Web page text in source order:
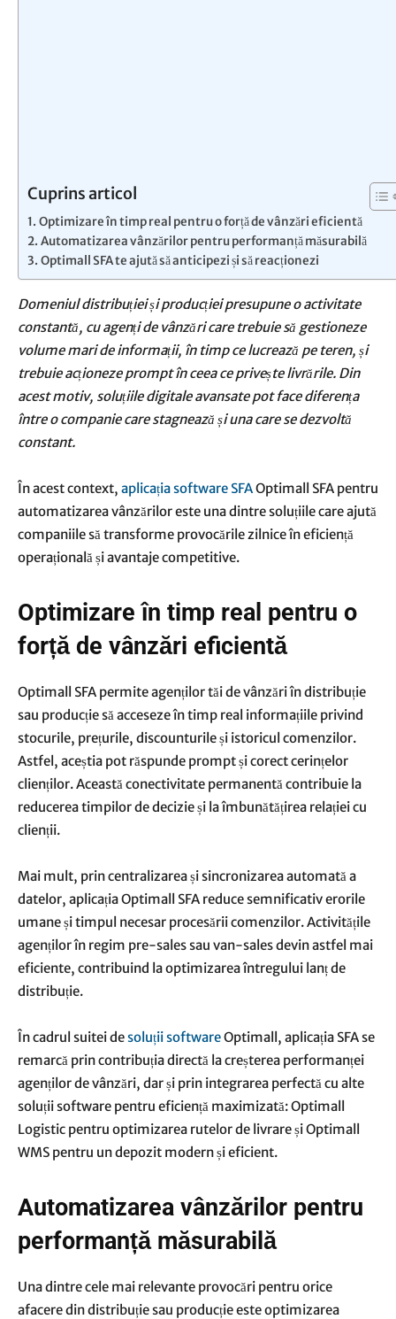
Cuprins articol
Optimizare în timp real pentru o forță de vânzări eficientă
Automatizarea vânzărilor pentru performanță măsurabilă
Optimall SFA te ajută să anticipezi și să reacționezi
Domeniul distribuției și producției presupune o activitate
constantă, cu agenți de vânzări care trebuie să gestioneze
volume mari de informații, în timp ce lucrează pe teren, și
trebuie acționeze prompt în ceea ce privește livrările. Din
acest motiv, soluțiile digitale avansate pot face diferența
între o companie care stagnează și una care se dezvoltă
constant.
În acest context, aplicația software SFAOptimall SFA pentru
automatizarea vânzărilor este una dintre soluțiile care ajută
companiile să transforme provocările zilnice în eficiență
operațională și avantaje competitive.
Optimizare în timp real pentru o
forță de vânzări eficientă
Optimall SFA permite agenților tăi de vânzări în distribuție
sau producție să acceseze în timp real informațiile privind
stocurile, prețurile, discounturile și istoricul comenzilor.
Astfel, aceștia pot răspunde prompt și corect cerințelor
clienților. Această conectivitate permanentă contribuie la
reducerea timpilor de decizie și la îmbunătățirea relației cu
clienții.
Mai mult, prin centralizarea și sincronizarea automată a
datelor, aplicația Optimall SFA reduce semnificativ erorile
umane și timpul necesar procesării comenzilor. Activitățile
agenților în regim pre-sales sau van-sales devin astfel mai
eficiente, contribuind la optimizarea întregului lanț de
distribuție.
În cadrul suitei desoluții softwareOptimall, aplicația SFA se
remarcă prin contribuția directă la creșterea performanței
agenților de vânzări, dar și prin integrarea perfectă cu alte
soluții software pentru eficiență maximizată: Optimall
Logistic pentru optimizarea rutelor de livrare și Optimall
WMS pentru un depozit modern și eficient.
Automatizarea vânzărilor pentru
performanță măsurabilă
Una dintre cele mai relevante provocări pentru orice
afacere din distribuție sau producție este optimizarea